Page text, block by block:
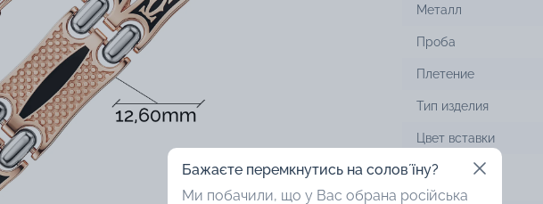
Металл
Проба
Плетение
Тип изделия
Цвет вставки
Цвет металла
Бажаєте перемкнутись на соловʼїну?
Ми побачили, що у Вас обрана російська